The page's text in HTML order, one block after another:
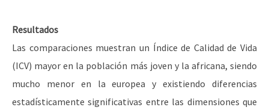
Resultados
Las comparaciones muestran un Índice de Calidad de Vida
(ICV) mayor en la población más joven y la africana, siendo
mucho menor en la europea y existiendo diferencias
estadísticamente significativas entre las dimensiones que